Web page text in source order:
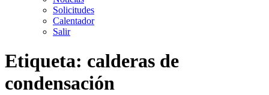
Solicitudes
Calentador
Salir
Etiqueta: calderas de
condensación